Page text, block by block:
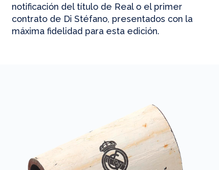
notificación del título de Real o el primer
contrato de Di Stéfano, presentados con la
máxima fidelidad para esta edición.